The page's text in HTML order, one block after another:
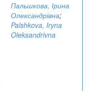
Пальшкова, Ірина
Олександрівна;
Palshkova, Iryna
Oleksandrivna